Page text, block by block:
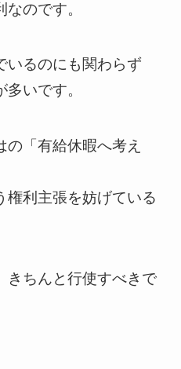
のです。
いるのにも関わらず
いです。
「有給休暇へ考え
権利主張を妨げている
きちんと行使すべきで